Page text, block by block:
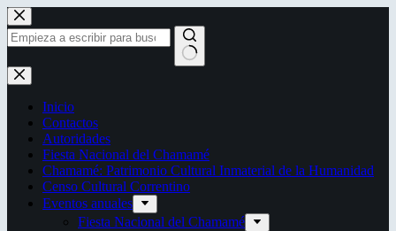
Saltar
al
contenido
Sin
resultados
Inicio
Contactos
Autoridades
Fiesta Nacional del Chamamé
Chamamé: Patrimonio Cultural Inmaterial de la Humanidad
Censo Cultural Correntino
Eventos anuales
Fiesta Nacional del Chamamé